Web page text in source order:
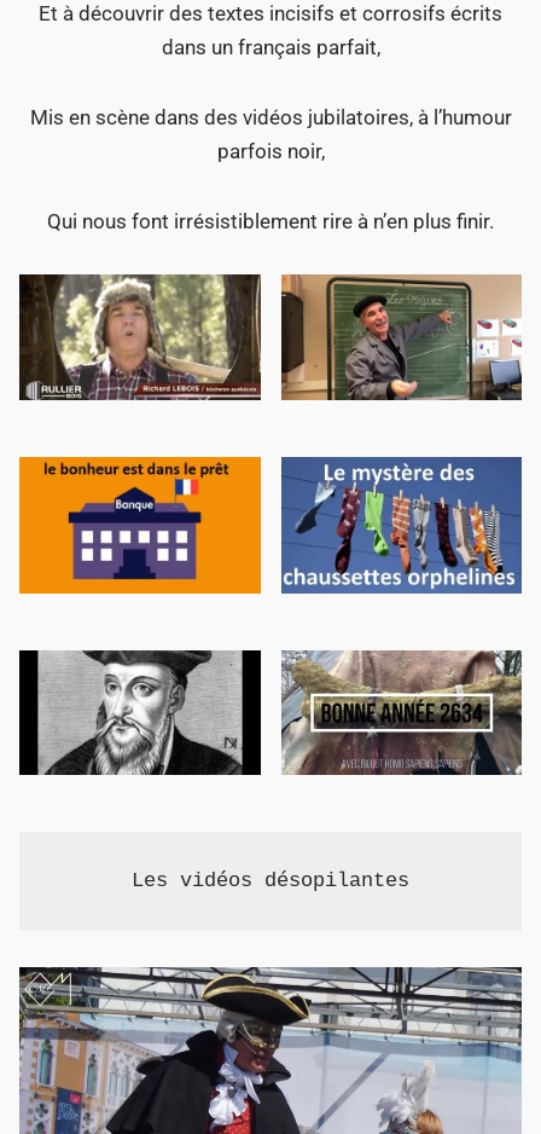
Et à découvrir des textes incisifs et corrosifs écrits
dans un français parfait,
Mis en scène dans des vidéos jubilatoires, à l’humour
parfois noir,
Qui nous font irrésistiblement rire à n’en plus finir.
Les vidéos désopilantes